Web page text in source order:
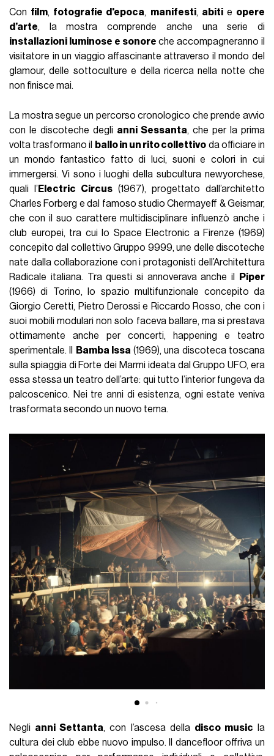
Con film, fotografie d'epoca, manifesti, abitie opere
d’arte, la mostra comprende anche una serie di
installazioni luminose e sonore che accompagneranno il
visitatore in un viaggio affascinante attraverso il mondo del
glamour, delle sottoculture e della ricerca nella notte che
non finisce mai.
La mostra segue un percorso cronologico che prende avvio
con le discoteche degli anni Sessanta, che per la prima
volta trasformano il
ballo in un rito collettivo da officiare in
un mondo fantastico fatto di luci, suoni e colori in cui
immergersi. Vi sono i luoghi della subcultura newyorchese,
quali l’ Electric Circus (1967), progettato dall’architetto
Charles Forberg e dal famoso studio Chermayeff & Geismar,
che con il suo carattere multidisciplinare influenzò anche i
club europei, tra cui lo Space Electronic a Firenze (1969)
concepito dal collettivo Gruppo 9999, une delle discoteche
nate dalla collaborazione con i protagonisti dell’Architettura
Radicale italiana. Tra questi si annoverava anche il
Piper
(1966) di Torino, lo spazio multifunzionale concepito da
Giorgio Ceretti, Pietro Derossi e Riccardo Rosso, che con i
suoi mobili modulari non solo faceva ballare, ma si prestava
ottimamente anche per concerti, happening e teatro
sperimentale. Il
Bamba Issa(1969), una discoteca toscana
sulla spiaggia di Forte dei Marmi ideata dal Gruppo UFO, era
essa stessa un teatro dell’arte: qui tutto l’interior fungeva da
palcoscenico. Nei tre anni di esistenza, ogni estate veniva
trasformata secondo un nuovo tema.
Negli anni Settanta, con l’ascesa della disco music la
cultura dei club ebbe nuovo impulso. Il dancefloor offriva un